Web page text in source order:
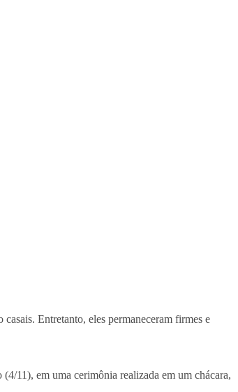
Entretanto, eles permaneceram firmes e
11), em uma cerimônia realizada em um chácara,